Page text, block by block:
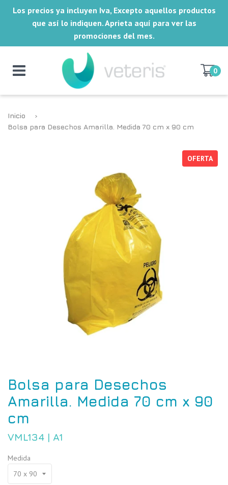
Los precios ya incluyen Iva, Excepto aquellos productos
que así lo indiquen. Aprieta aquí para ver las
promociones del mes.
0
Inicio
›
Bolsa para Desechos Amarilla. Medida 70 cm x 90 cm
OFERTA
Bolsa para Desechos
Amarilla. Medida 70 cm x 90
cm
VML134 | A1
Medida